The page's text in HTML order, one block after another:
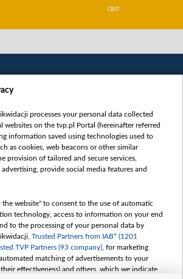
СВІТ
Категорії
Новини
Докладно
Погляд
Цікаво
Slawa.tv
Про нас
processes your personal data collected
on the tvp.pl Portal (hereinafter referred
information saved using technologies used to
as cookies, web beacons or other similar
provision of tailored and secure services,
provide social media features and
the website" to consent to the use of automatic
technology, access to information on your end
to the processing of your personal data by
Trusted Partners from IAB* (1201
TVP Partners (93 company) , for marketing
matching of advertisements to your
effectiveness) and others, which we indicate